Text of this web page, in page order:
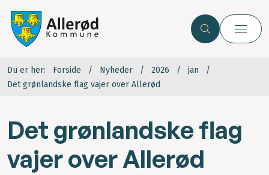
Du er her: Forside Nyheder 2026
jan
Det grønlandske flag vajer over Allerød
Det grønlandske flag
vajer over Allerød